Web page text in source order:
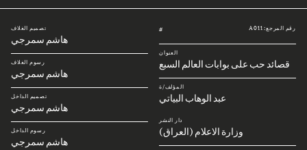
رقم المرجع: A011 #
العنوان
قصائد حب على بوابات العالم السبع
المؤلف/ة
عبد الوهاب البياتي
دار النشر
وزارة الاعلام (العراق)
تصميم الغلاف
هاشم سمرجي
رسوم الغلاف
هاشم سمرجي
تصميم الداخل
هاشم سمرجي
رسوم الداخل
هاشم سمرجي